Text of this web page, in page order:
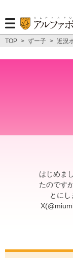
TOP > ずー子 > 近況
はじめま
たのです
とに